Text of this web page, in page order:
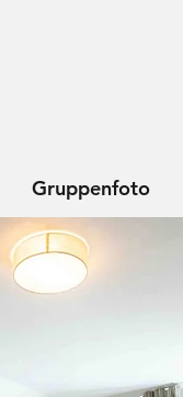
Gruppenfoto